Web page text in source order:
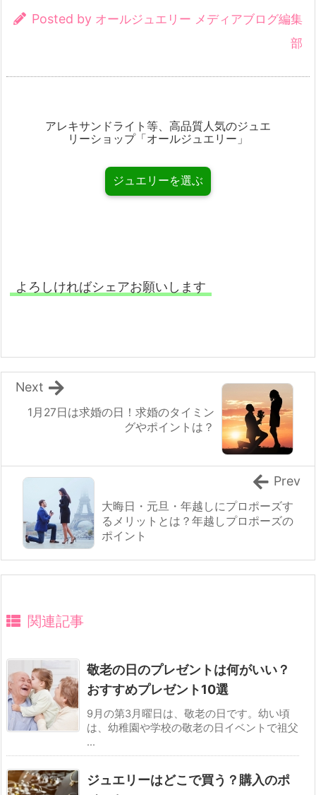
Posted by オールジュエリー メディアブログ編集
部
アレキサンドライト等、高品質人気のジュエ
リーショップ「オールジュエリー」
ジュエリーを選ぶ
よろしければシェアお願いします
1月27日は求婚の日！求婚のタイミン
グやポイントは？
Next
大晦日・元旦・年越しにプロポーズす
るメリットとは？年越しプロポーズの
ポイント
Prev
関連記事
敬老の日のプレゼントは何がいい？
おすすめプレゼント10選
9月の第3月曜日は、敬老の日です。幼い頃
は、幼稚園や学校の敬老の日イベントで祖父
...
ジュエリーはどこで買う？購入のポ